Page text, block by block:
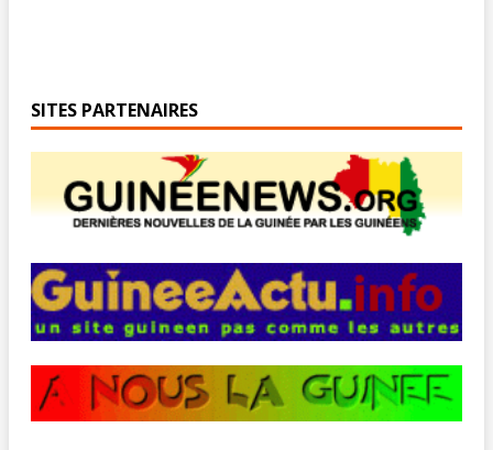
SITES PARTENAIRES